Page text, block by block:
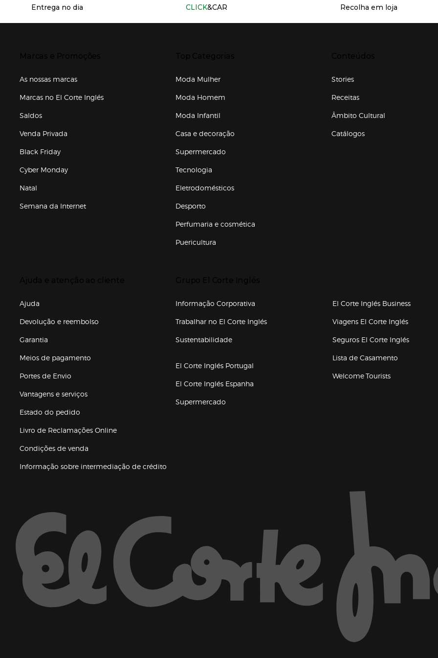
Servicios destacados
Entrega no dia CLICK&CAR Recolha em loja
As nossas marcas
Marcas no El Corte Inglés
Saldos
Venda Privada
Black Friday
Cyber Monday
Natal
Semana da Internet
Moda Mulher
Moda Homem
Moda Infantil
Casa e decoração
Supermercado
Tecnologia
Eletrodomésticos
Desporto
Perfumaria e cosmética
Puericultura
Stories
Receitas
Âmbito Cultural
Catálogos
Ajuda
Devolução e reembolso
Garantia
Meios de pagamento
Portes de Envio
Vantagens e serviços
Estado do pedido
Livro de Reclamações Online
Condições de venda
Informação sobre intermediação de crédito
Informação Corporativa
Trabalhar no El Corte Inglés(abre en nueva ventana)
Sustentabilidade
El Corte Inglés Portugal
El Corte Inglés Espanha
Supermercado
El Corte Inglés Business
Viagens El Corte Inglés(abre en
Seguros El Corte Inglés(abre en
Lista de Casamento
Welcome Tourists
Enlaces de grupo el corte inglés
Marca El Corte Inglés